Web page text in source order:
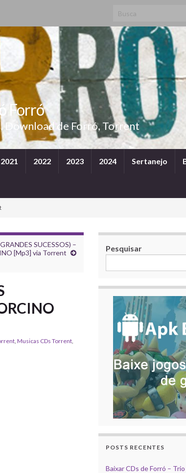
Search for:
Forró
Download de Forró, Torrent
2021 2022 2023 2024 Sertanejo
SUCESSOS) –
[Mp3] via Torrent
, ‎Musicas CDs Torrent,
Pesquisar
POSTS RECENTES
Baixar CDs de Forró –